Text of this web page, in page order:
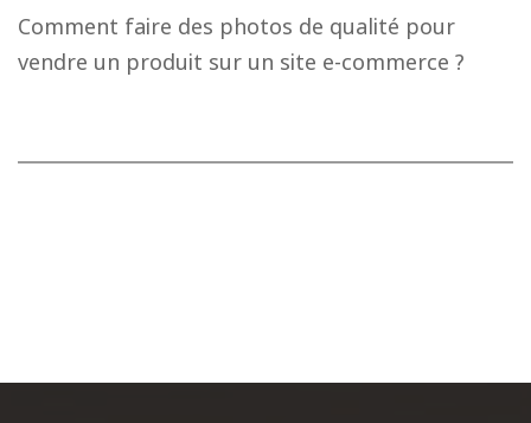
Comment faire des photos de qualité pour
vendre un produit sur un site e-commerce ?